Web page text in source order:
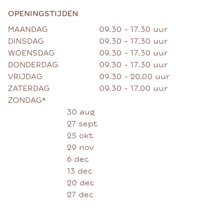
OPENINGSTIJDEN
MAANDAG
09.30 - 17.30 uur
DINSDAG
09.30 - 17.30 uur
WOENSDAG
09.30 - 17.30 uur
DONDERDAG
09.30 - 17.30 uur
VRIJDAG
09.30 - 20.00 uur
ZATERDAG
09.30 - 17.00 uur
ZONDAG*
30 aug
27 sept
25 okt
29 nov
6 dec
13 dec
20 dec
27 dec